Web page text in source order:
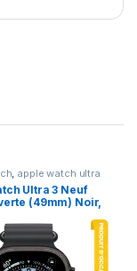
, apple watch ultra
Ultra 3 Neuf
(49mm) Noir,